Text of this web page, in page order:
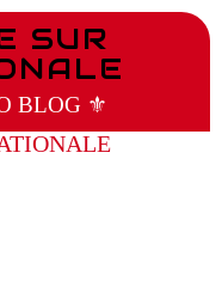
SUR
BLOG ⚜️